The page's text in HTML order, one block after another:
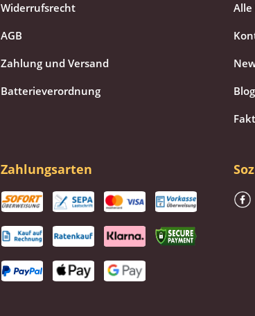
Widerrufsrecht
AGB
Zahlung und Versand
Batterieverordnung
Blog
Zahlungsarten